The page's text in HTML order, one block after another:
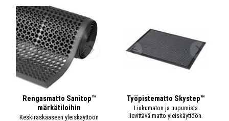
Rengasmatto Sanitop™
märkätiloihin
Keskiraskaaseen yleiskäyttöön
Työpistematto Skystep™
Liukumaton ja uupumista
lievittävä matto yleiskäyttöön.